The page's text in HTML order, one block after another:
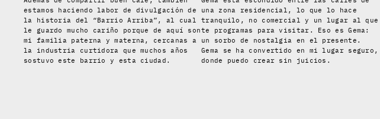
estamos haciendo labor de divulgación de
la historia del “Barrio Arriba”, al cual
le guardo mucho cariño porque de aquí son
mi familia paterna y materna, cercanas a
la industria curtidora que muchos años
sostuvo este barrio y esta ciudad.
una zona residencial, lo que lo hace
tranquilo, no comercial y un lugar al que
te programas para visitar. Eso es Gema:
un sorbo de nostalgia en el presente.
Gema se ha convertido en mi lugar seguro,
donde puedo crear sin juicios.